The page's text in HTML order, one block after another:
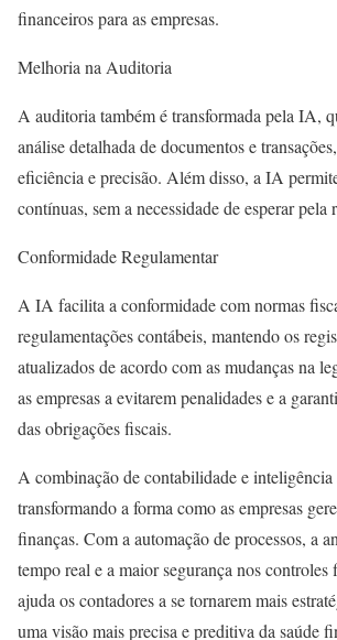
financeiros para as empresas.
Melhoria na Auditoria
A auditoria também é transformada pela IA,
análise detalhada de documentos e
eficiência e precisão. Além disso, a IA
contínuas, sem a necessidade de esperar pela
Conformidade Regulamentar
A IA facilita a conformidade com normas
regulamentações contábeis, mantendo os
atualizados de acordo com as mudanças na
as empresas a evitarem penalidades e a
das obrigações fiscais.
A combinação de contabilidade e
transformando a forma como as empresas
finanças. Com a automação de processos, a
tempo real e a maior segurança nos
ajuda os contadores a se tornarem mais
uma visão mais precisa e preditiva da saúde